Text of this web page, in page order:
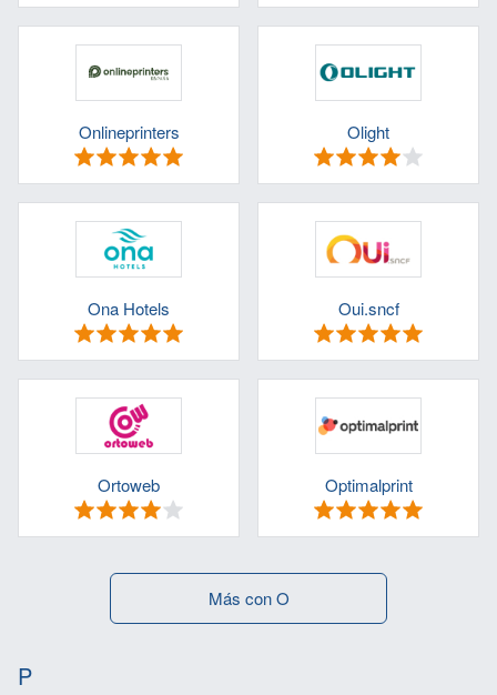
Onlineprinters Olight
Ona Hotels Oui.sncf
Ortoweb Optimalprint
Más con O
P